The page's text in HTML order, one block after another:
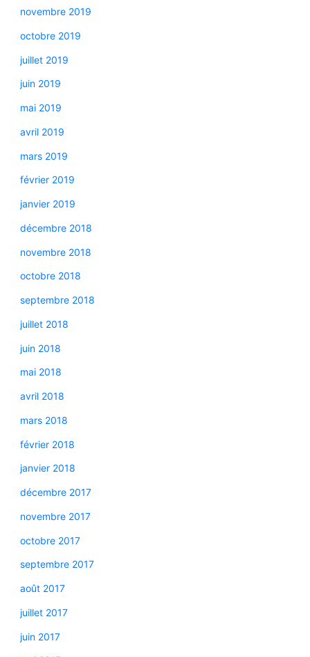
novembre 2019
octobre 2019
juillet 2019
juin 2019
mai 2019
avril 2019
mars 2019
février 2019
janvier 2019
décembre 2018
novembre 2018
octobre 2018
septembre 2018
juillet 2018
juin 2018
mai 2018
avril 2018
mars 2018
février 2018
janvier 2018
décembre 2017
novembre 2017
octobre 2017
septembre 2017
août 2017
juillet 2017
juin 2017